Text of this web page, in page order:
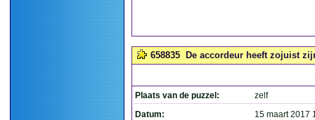
658835 De accordeur heeft zojuist
Plaats van de puzzel:
zelf
Datum:
15 maart 2017